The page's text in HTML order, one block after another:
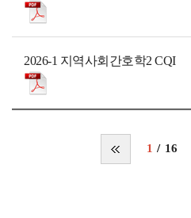
2026-1 지역사회간호학2 CQI
1 16